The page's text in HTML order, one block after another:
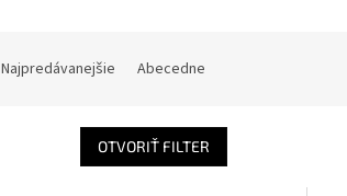
Najpredávanejšie Abecedne
OTVORIŤ FILTER